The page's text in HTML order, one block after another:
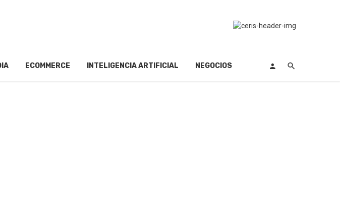
ECOMMERCE INTELIGENCIA ARTIFICIAL NEGOCIOS